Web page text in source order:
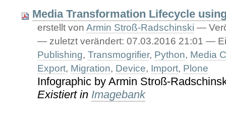
Media Transformation Lifecycle
erstellt vonArmin Stroß-Radschinski —
— zuletzt verändert: 07.03.2016 21:01—
Publishing,Transmogrifier, Python, Media
Export, Migration, Device, Import, Plone
Infographic by Armin Stroß-
Existiert in Imagebank